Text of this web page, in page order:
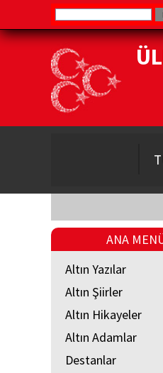
ANA
Altın Yazılar
Altın Şiirler
Altın Hikayeler
Altın Adamlar
Destanlar